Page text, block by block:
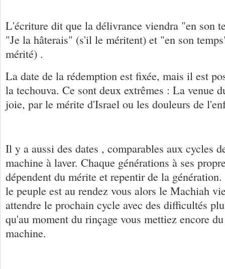
L'écriture dit que la délivrance viendra "en son
"Je la hâterais" (s'il le méritent) et "en son
mérité) .
La date de la rédemption est fixée, mais il est
la techouva. Ce sont deux extrêmes : La venue
joie, par le mérite d'Israel ou les douleurs de
Il y a aussi des dates , comparables aux cycles
machine à laver. Chaque générations à ses
dépendent du mérite et repentir de la
le peuple est au rendez vous alors le Machiah
attendre le prochain cycle avec des difficultés
qu'au moment du rinçage vous mettiez encore
machine.